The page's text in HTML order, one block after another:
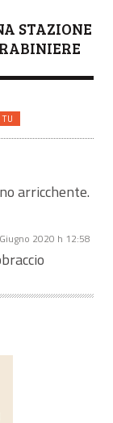
STAZIONE
arricchente.
2020 h 12:58